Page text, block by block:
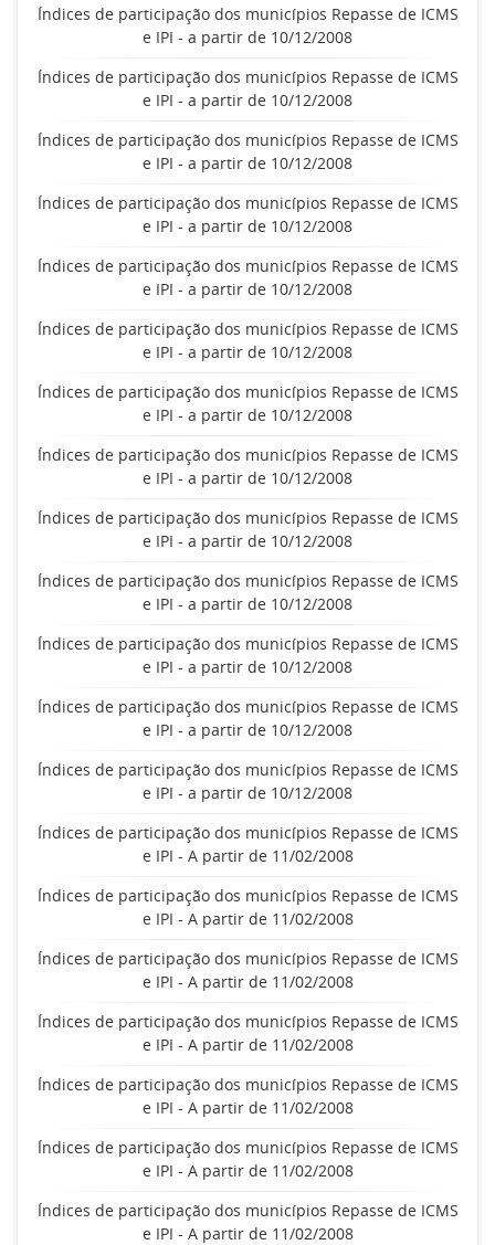
Índices de participação dos municípios Repasse de ICMS
e IPI - a partir de 10/12/2008
Índices de participação dos municípios Repasse de ICMS
e IPI - a partir de 10/12/2008
Índices de participação dos municípios Repasse de ICMS
e IPI - a partir de 10/12/2008
Índices de participação dos municípios Repasse de ICMS
e IPI - a partir de 10/12/2008
Índices de participação dos municípios Repasse de ICMS
e IPI - a partir de 10/12/2008
Índices de participação dos municípios Repasse de ICMS
e IPI - a partir de 10/12/2008
Índices de participação dos municípios Repasse de ICMS
e IPI - a partir de 10/12/2008
Índices de participação dos municípios Repasse de ICMS
e IPI - a partir de 10/12/2008
Índices de participação dos municípios Repasse de ICMS
e IPI - a partir de 10/12/2008
Índices de participação dos municípios Repasse de ICMS
e IPI - a partir de 10/12/2008
Índices de participação dos municípios Repasse de ICMS
e IPI - a partir de 10/12/2008
Índices de participação dos municípios Repasse de ICMS
e IPI - a partir de 10/12/2008
Índices de participação dos municípios Repasse de ICMS
e IPI - a partir de 10/12/2008
Índices de participação dos municípios Repasse de ICMS
e IPI - A partir de 11/02/2008
Índices de participação dos municípios Repasse de ICMS
e IPI - A partir de 11/02/2008
Índices de participação dos municípios Repasse de ICMS
e IPI - A partir de 11/02/2008
Índices de participação dos municípios Repasse de ICMS
e IPI - A partir de 11/02/2008
Índices de participação dos municípios Repasse de ICMS
e IPI - A partir de 11/02/2008
Índices de participação dos municípios Repasse de ICMS
e IPI - A partir de 11/02/2008
Índices de participação dos municípios Repasse de ICMS
e IPI - A partir de 11/02/2008